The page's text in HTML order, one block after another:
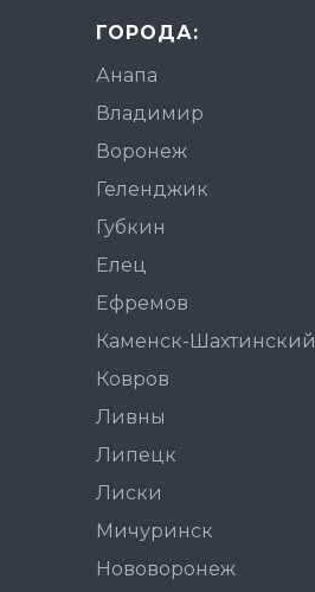
ГОРОДА:
Анапа
Владимир
Воронеж
Геленджик
Губкин
Елец
Ефремов
Каменск-Шахтинский
Ковров
Ливны
Липецк
Лиски
Мичуринск
Нововоронеж